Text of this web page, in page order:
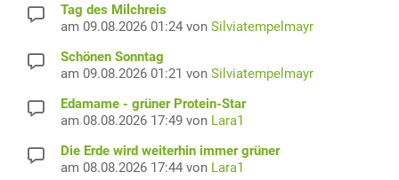
Tag des Milchreis
am 09.08.2026 01:24 von Silviatempelmayr
Schönen Sonntag
am 09.08.2026 01:21 von Silviatempelmayr
Edamame - grüner Protein-Star
am 08.08.2026 17:49 von Lara1
Die Erde wird weiterhin immer grüner
am 08.08.2026 17:44 von Lara1